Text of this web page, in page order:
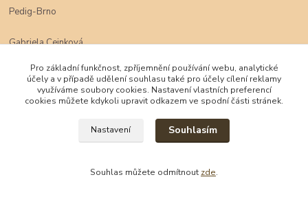
Pedig-Brno
Gabriela Cejnková
klimpe@klimpe.cz
Pro základní funkčnost, zpříjemnění používání webu, analytické
účely a v případě udělení souhlasu také pro účely cílení reklamy
využíváme soubory cookies. Nastavení vlastních preferencí
cookies můžete kdykoli upravit odkazem ve spodní části stránek.
Nastavení Souhlasím
Souhlas můžete odmítnout zde.